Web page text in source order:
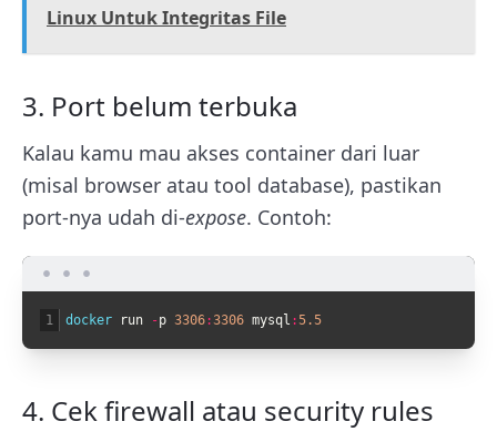
Linux Untuk Integritas File
3. Port belum terbuka
Kalau kamu mau akses container dari luar
(misal browser atau tool database), pastikan
port-nya udah di-expose. Contoh:
1 docker run -p 3306:3306 mysql :5.5
4. Cek firewall atau security rules